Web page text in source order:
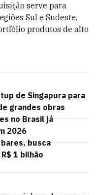
serve para
Sul e Sudeste,
produtos de alto
de Singapura para
grandes obras
no Brasil já
2026
bares, busca
1 bilhão